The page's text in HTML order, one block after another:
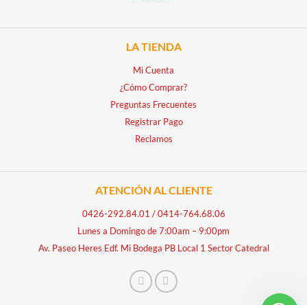
LA TIENDA
Mi Cuenta
¿Cómo Comprar?
Preguntas Frecuentes
Registrar Pago
Reclamos
ATENCIÓN AL CLIENTE
0426-292.84.01 /0414-764.68.06
Lunes a Domingo de 7:00am – 9:00pm
Av. Paseo Heres Edf. Mi Bodega PB Local 1 Sector Catedral